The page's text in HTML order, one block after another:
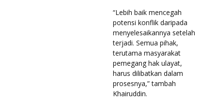
“Lebih baik mencegah
potensi konflik daripada
menyelesaikannya setelah
terjadi. Semua pihak,
terutama masyarakat
pemegang hak ulayat,
harus dilibatkan dalam
prosesnya,” tambah
Khairuddin.